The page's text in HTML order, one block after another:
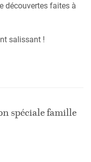
découvertes faites à
salissant !
spéciale famille